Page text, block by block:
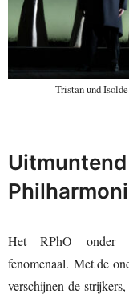
Tristan und
Het RPhO onder
fenomenaal. Met de
verschijnen de